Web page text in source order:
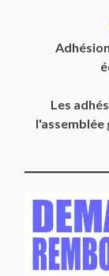
Les
l'assemblée